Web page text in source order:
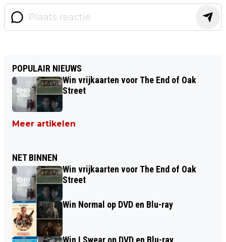
POPULAIR NIEUWS
Win vrijkaarten voor The End of Oak
Street
Meer artikelen
NET BINNEN
Win vrijkaarten voor The End of Oak
Street
Win Normal op DVD en Blu-ray
Win I Swear op DVD en Blu-ray